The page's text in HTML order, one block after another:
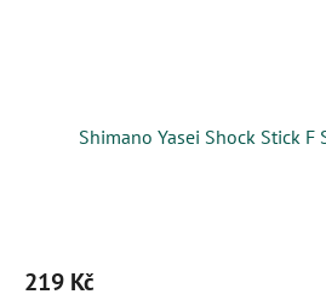
Shimano Yasei Shock Stick F
219 Kč